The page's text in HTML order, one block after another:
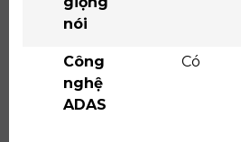
nói
Công
nghệ
ADAS
Có